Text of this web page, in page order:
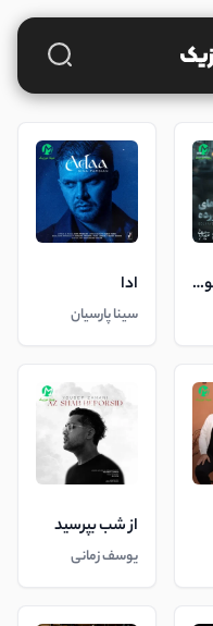
گلهای باران خورده ادا
سینا پارسیان
از شب بپرسید
یوسف زمانی